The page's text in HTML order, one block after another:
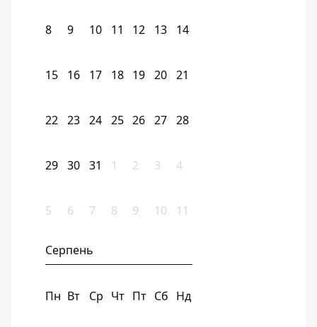
8 9 10 11 12 13 14
15 16 17 18 19 20 21
22 23 24 25 26 27 28
29 30 31 1 2 3 4
5 6 7 8 9 10 11
Серпень
Пн Вт Ср Чт Пт Сб Нд